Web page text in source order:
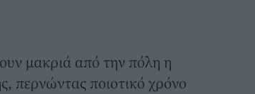
μακριά από την πόλη η
περνώντας ποιοτικό χρόνο